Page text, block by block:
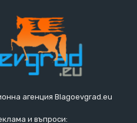
агенция Blagoevgrad.eu
и въпроси: